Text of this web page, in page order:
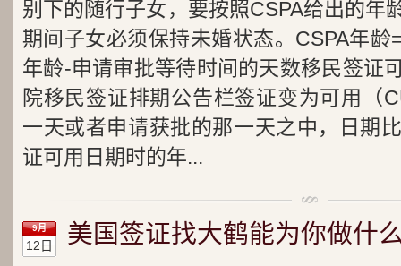
别下的随行子女，要按照CSPA给出的年
期间子女必须保持未婚状态。CSPA年
年龄-申请审批等待时间的天数移民签证
院移民签证排期公告栏签证变为可用（
一天或者申请获批的那一天之中，日期
证可用日期时的年...
9月
12日 美国签证找大鹤能为你做什